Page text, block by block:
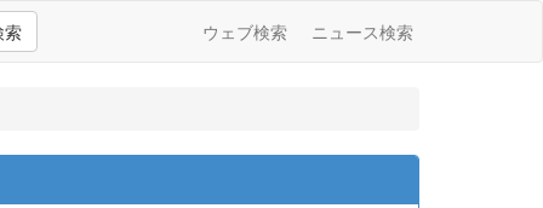
索 ウェブ検索 ニュース検索